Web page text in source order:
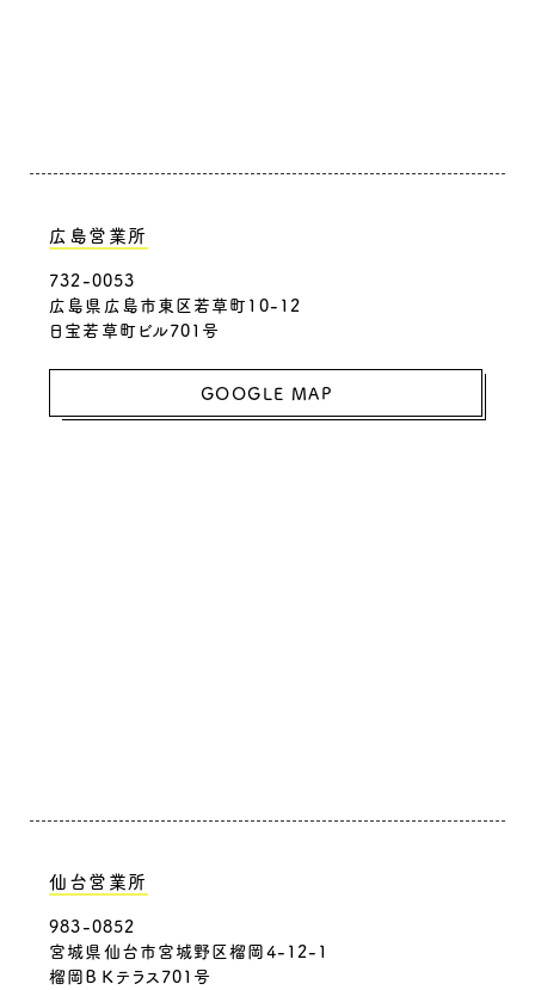
広島営業所
732-0053
広島県広島市東区若草町10-12
日宝若草町ビル701号
GOOGLE MAP
仙台営業所
983-0852
宮城県仙台市宮城野区榴岡4-12-1
榴岡ＢＫテラス701号